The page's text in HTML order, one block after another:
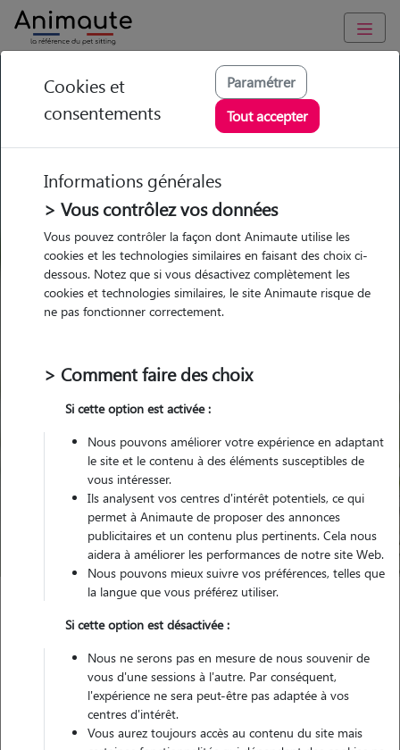
GARDE ANIMAUX à Mions : Garde chien et chat en famille ou
à domicile, visites et promenades
Trouvez une garde animaux à
Mions
Parmi nos 12 pet-sitters à Mions
Garde
chez le Pet Sitter
Garde
chez le Pet Sitter
Pour quel animal ?
Trouver mon Pet Sitter
Mions
Nos promeneurs et familles d'accueil
Cookies et
consentements
Paramétrer
Tout accepter
Informations générales
> Vous contrôlez vos données
Vous pouvez contrôler la façon dont Animaute utilise les
cookies et les technologies similaires en faisant des choix ci-
dessous. Notez que si vous désactivez complètement les
cookies et technologies similaires, le site Animaute risque de
ne pas fonctionner correctement.
> Comment faire des choix
Si cette option est activée :
Nous pouvons améliorer votre expérience en adaptant
le site et le contenu à des éléments susceptibles de
vous intéresser.
Ils analysent vos centres d'intérêt potentiels, ce qui
permet à Animaute de proposer des annonces
publicitaires et un contenu plus pertinents. Cela nous
aidera à améliorer les performances de notre site Web.
Nous pouvons mieux suivre vos préférences, telles que
la langue que vous préférez utiliser.
Si cette option est désactivée :
Nous ne serons pas en mesure de nous souvenir de
vous d'une sessions à l'autre. Par conséquent,
l'expérience ne sera peut-être pas adaptée à vos
centres d'intérêt.
Vous aurez toujours accès au contenu du site mais